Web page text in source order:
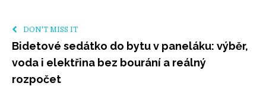
DON'T MISS IT
Bidetové sedátko do bytu v paneláku: výběr,
voda i elektřina bez bourání a reálný
rozpočet